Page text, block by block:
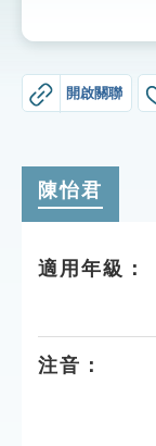
成語故事
索引選單
知識索引
遊戲專區
開啟關聯
陳怡君
適用年級：
注音：